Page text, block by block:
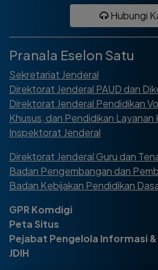
Hubungi
Pranala Eselon Satu
Sekretariat Jenderal
Direktorat Jenderal PAUD dan
Direktorat Jenderal Pendidikan
Khusus, dan Pendidikan Layanan
Inspektorat Jenderal
Direktorat Jenderal Guru dan
Badan Pengembangan dan
Badan Kebijakan Pendidikan
GPR Komdigi
Peta Situs
Pejabat Pengelola Informasi
JDIH